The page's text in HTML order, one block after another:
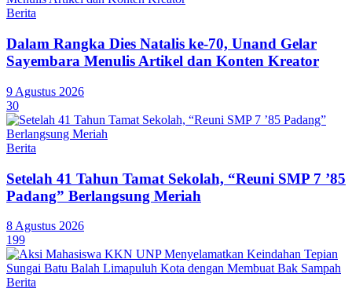
Berita
Dalam Rangka Dies Natalis ke-70, Unand Gelar
Sayembara Menulis Artikel dan Konten Kreator
9 Agustus 2026
30
Berita
Setelah 41 Tahun Tamat Sekolah, “Reuni SMP 7 ’85
Padang” Berlangsung Meriah
8 Agustus 2026
199
Berita